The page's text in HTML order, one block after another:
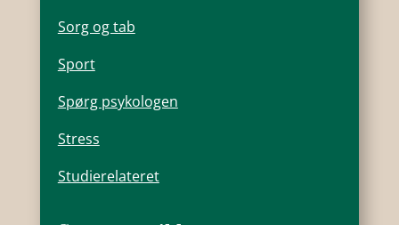
Sorg og tab
Sport
Spørg psykologen
Stress
Studierelateret